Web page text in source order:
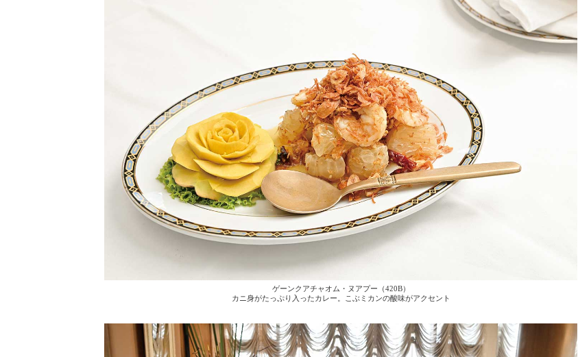
ゲーンクアチャオム・ヌアプー（420B）
カニ身がたっぷり入ったカレー。こぶミカンの酸味がアクセント